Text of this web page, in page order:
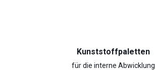
Kunststoffpaletten
für die interne Abwicklung